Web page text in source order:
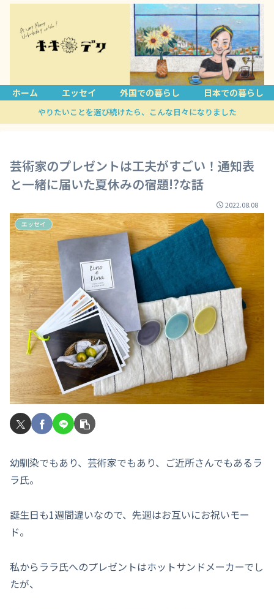
ホーム エッセイ 外国での暮らし 日本での暮らし
やりたいことを選び続けたら、こんな日々になりました
芸術家のプレゼントは工夫がすごい！通知表
と一緒に届いた夏休みの宿題!?な話
2022.08.08
エッセイ
幼馴染でもあり、芸術家でもあり、ご近所さんでもあるラ
ラ氏。
誕生日も1週間違いなので、先週はお互いにお祝いモー
ド。
私からララ氏へのプレゼントはホットサンドメーカーでし
たが、